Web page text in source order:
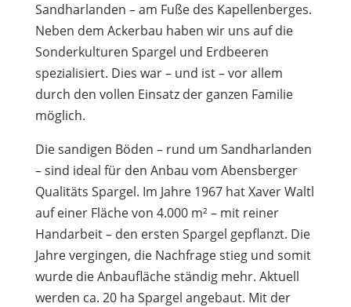
Sandharlanden – am Fuße des Kapellenberges.
Neben dem Ackerbau haben wir uns auf die
Sonderkulturen Spargel und Erdbeeren
spezialisiert. Dies war – und ist – vor allem
durch den vollen Einsatz der ganzen Familie
möglich.
Die sandigen Böden – rund um Sandharlanden
– sind ideal für den Anbau vom Abensberger
Qualitäts Spargel. Im Jahre 1967 hat Xaver Waltl
auf einer Fläche von 4.000 m² – mit reiner
Handarbeit – den ersten Spargel gepflanzt. Die
Jahre vergingen, die Nachfrage stieg und somit
wurde die Anbaufläche ständig mehr. Aktuell
werden ca. 20 ha Spargel angebaut. Mit der